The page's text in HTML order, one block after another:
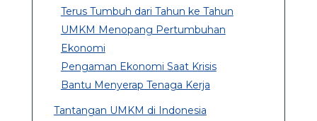
Terus Tumbuh dari Tahun ke Tahun
UMKM Menopang Pertumbuhan
Ekonomi
Pengaman Ekonomi Saat Krisis
Bantu Menyerap Tenaga Kerja
Tantangan UMKM di Indonesia